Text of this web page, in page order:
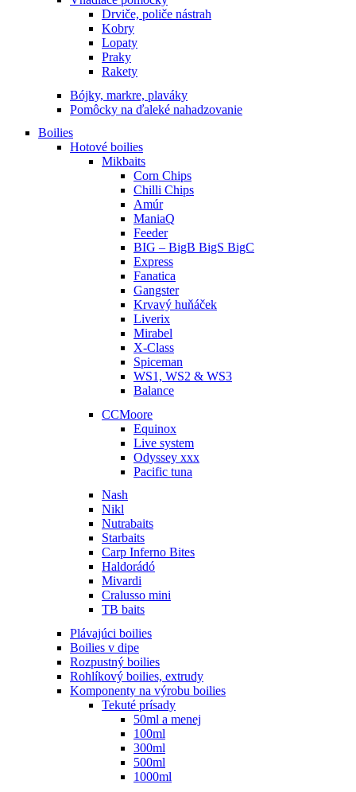
Drviče, poliče nástrah
Kobry
Lopaty
Praky
Rakety
Bójky, markre, plaváky
Pomôcky na ďaleké nahadzovanie
Boilies
Hotové boilies
Mikbaits
Corn Chips
Chilli Chips
Amúr
ManiaQ
Feeder
BIG – BigB BigS BigC
Express
Fanatica
Gangster
Krvavý huňáček
Liverix
Mirabel
X-Class
Spiceman
WS1, WS2 & WS3
Balance
CCMoore
Equinox
Live system
Odyssey xxx
Pacific tuna
Nash
Nikl
Nutrabaits
Starbaits
Carp Inferno Bites
Haldorádó
Mivardi
Cralusso mini
TB baits
Plávajúci boilies
Boilies v dipe
Rozpustný boilies
Rohlíkový boilies, extrudy
Komponenty na výrobu boilies
Tekuté prísady
50ml a menej
100ml
300ml
500ml
1000ml